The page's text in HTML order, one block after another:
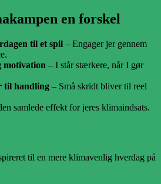
en forskel
til et spil – Engager jer gennem
motivation – I står stærkere, når I gør
til handling – Små skridt bliver til reel
samlede effekt for jeres klimaindsats.
til en mere klimavenlig hverdag på